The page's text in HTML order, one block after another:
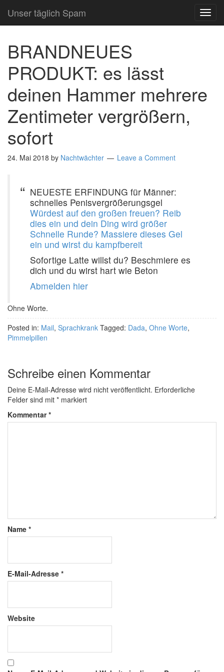
Unser täglich Spam
BRANDNEUES
PRODUKT: es lässt
deinen Hammer mehrere
Zentimeter vergrößern,
sofort
24. Mai 2018 by Nachtwächter Leave a Comment
NEUESTE ERFINDUNG für Männer:
schnelles Penisvergrößerungsgel
Würdest auf den großen freuen? Reib
dies ein und dein Ding wird größer
Schnelle Runde? Massiere dieses Gel
ein und wirst du kampfbereit
Sofortige Latte willst du? Beschmiere es
dich und du wirst hart wie Beton
Abmelden hier
Ohne Worte.
Posted in: Mail, Sprachkrank Tagged: Dada, Ohne Worte,
Pimmelpillen
Schreibe einen Kommentar
Deine E-Mail-Adresse wird nicht veröffentlicht. Erforderliche
Felder sind mit * markiert
Kommentar*
Name *
E-Mail-Adresse *
Website